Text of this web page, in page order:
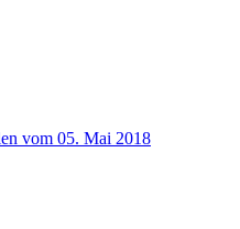
vom 05. Mai 2018